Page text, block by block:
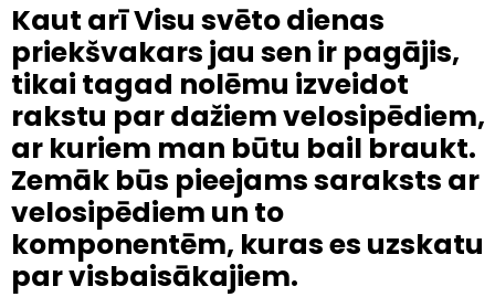
Kaut arī Visu svēto dienas
priekšvakars jau sen ir pagājis,
tikai tagad nolēmu izveidot
rakstu par dažiem velosipēdiem,
ar kuriem man būtu bail braukt.
Zemāk būs pieejams saraksts ar
velosipēdiem un to
komponentēm, kuras es uzskatu
par visbaisākajiem.